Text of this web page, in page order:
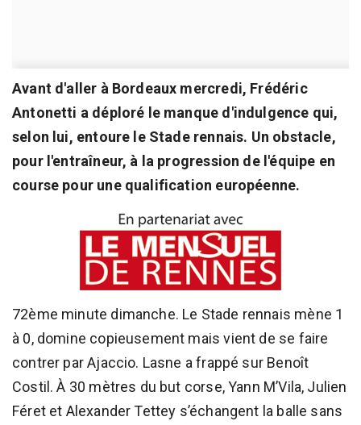
Avant d'aller à Bordeaux mercredi, Frédéric
Antonetti a déploré le manque d'indulgence qui,
selon lui, entoure le Stade rennais. Un obstacle,
pour l'entraîneur, à la progression de l'équipe en
course pour une qualification européenne.
72ème minute dimanche. Le Stade rennais mène 1
à 0, domine copieusement mais vient de se faire
contrer par Ajaccio. Lasne a frappé sur Benoît
Costil. À 30 mètres du but corse, Yann M’Vila, Julien
Féret et Alexander Tettey s’échangent la balle sans